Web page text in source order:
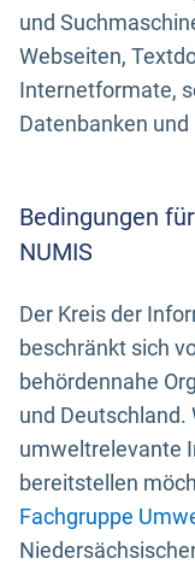
und
Webseiten,
Internetformate,
Datenbanken
Bedingungen
NUMIS
Der Kreis der
beschränkt sich
behördennahe
und Deutschland.
umweltrelevante
bereitstellen
Fachgruppe